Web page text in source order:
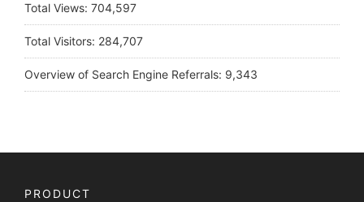
Total Views: 704,597
Total Visitors: 284,707
Overview of Search Engine Referrals: 9,343
PRODUCT